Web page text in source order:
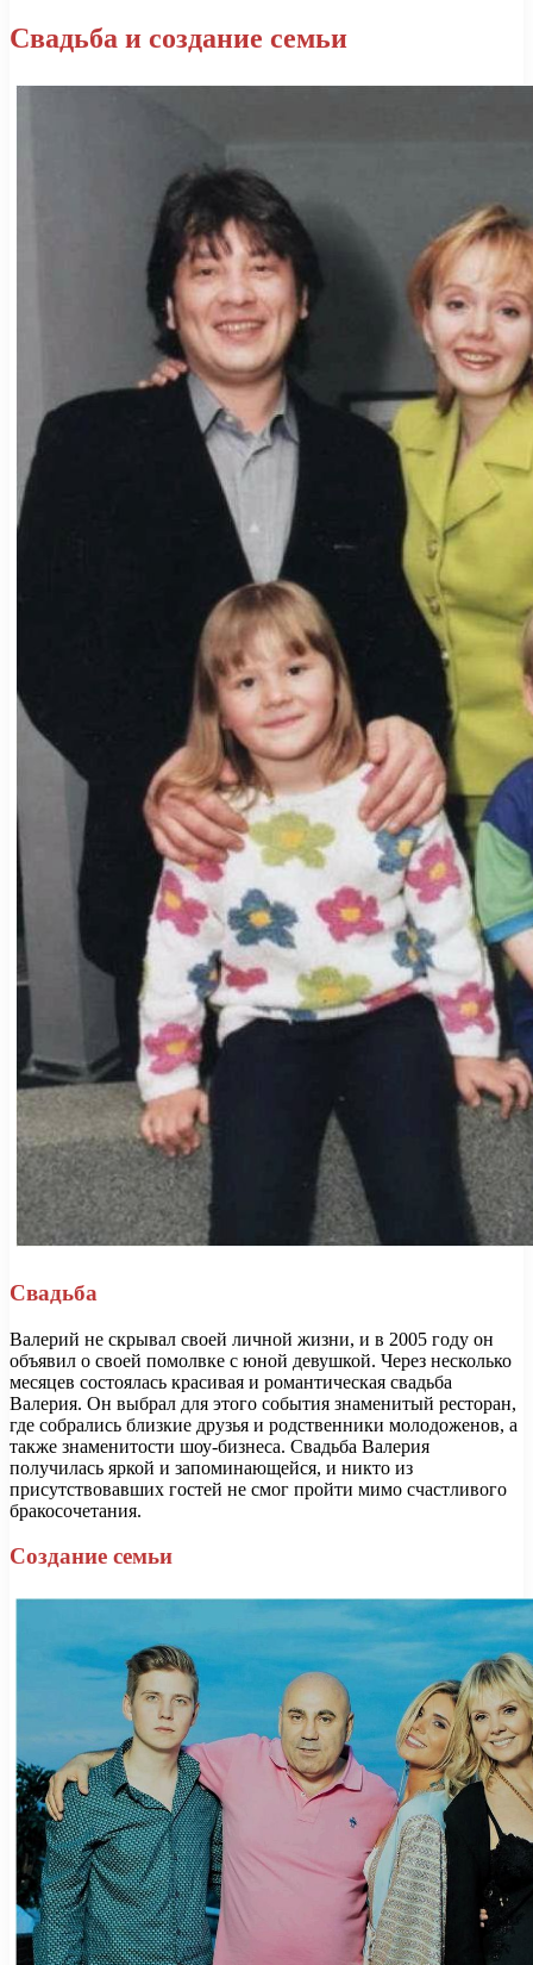
Свадьба и создание семьи
Свадьба
Валерий не скрывал своей личной жизни, и в 2005 году он
объявил о своей помолвке с юной девушкой. Через несколько
месяцев состоялась красивая и романтическая свадьба
Валерия. Он выбрал для этого события знаменитый ресторан,
где собрались близкие друзья и родственники молодоженов, а
также знаменитости шоу-бизнеса. Свадьба Валерия
получилась яркой и запоминающейся, и никто из
присутствовавших гостей не смог пройти мимо счастливого
бракосочетания.
Создание семьи